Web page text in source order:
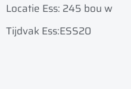
Locatie Ess: 245 bou w
Tijdvak Ess:ESS20